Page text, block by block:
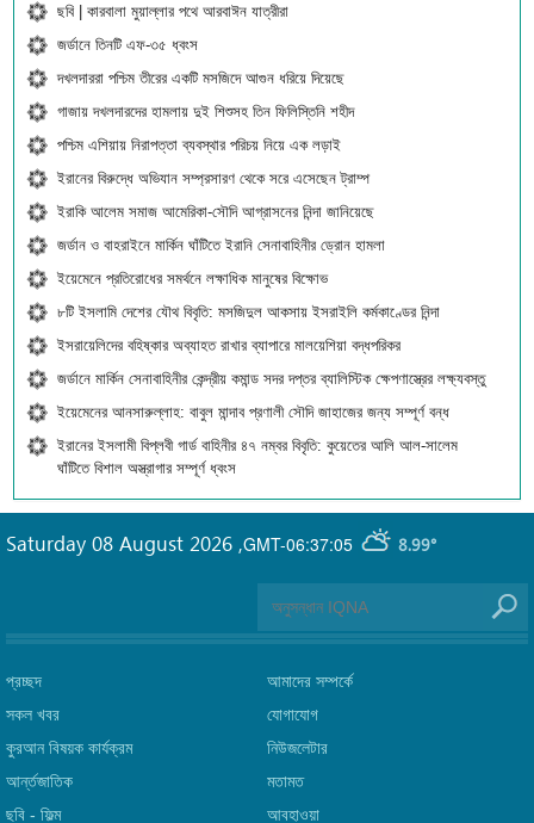
ছবি | কারবালা মুয়াল্লার পথে আরবাঈন যাত্রীরা
জর্ডানে তিনটি এফ-৩৫ ধ্বংস
দখলদাররা পশ্চিম তীরের একটি মসজিদে আগুন ধরিয়ে দিয়েছে
গাজায় দখলদারদের হামলায় দুই শিশুসহ তিন ফিলিস্তিনি শহীদ
পশ্চিম এশিয়ায় নিরাপত্তা ব্যবস্থার পরিচয় নিয়ে এক লড়াই
ইরানের বিরুদ্ধে অভিযান সম্প্রসারণ থেকে সরে এসেছেন ট্রাম্প
ইরাকি আলেম সমাজ আমেরিকা-সৌদি আগ্রাসনের নিন্দা জানিয়েছে
জর্ডান ও বাহরাইনে মার্কিন ঘাঁটিতে ইরানি সেনাবাহিনীর ড্রোন হামলা
ইয়েমেনে প্রতিরোধের সমর্থনে লক্ষাধিক মানুষের বিক্ষোভ
৮টি ইসলামি দেশের যৌথ বিবৃতি: মসজিদুল আকসায় ইসরাইলি কর্মকাণ্ডের নিন্দা
ইসরায়েলিদের বহিষ্কার অব্যাহত রাখার ব্যাপারে মালয়েশিয়া বদ্ধপরিকর
জর্ডানে মার্কিন সেনাবাহিনীর কেন্দ্রীয় কমান্ড সদর দপ্তর ব্যালিস্টিক ক্ষেপণাস্ত্রের লক্ষ্যবস্তু
ইয়েমেনের আনসারুল্লাহ: বাবুল মান্দাব প্রণালী সৌদি জাহাজের জন্য সম্পূর্ণ বন্ধ
ইরানের ইসলামী বিপ্লবী গার্ড বাহিনীর ৪৭ নম্বর বিবৃতি: কুয়েতের আলি আল-সালেম
ঘাঁটিতে বিশাল অস্ত্রাগার সম্পূর্ণ ধ্বংস
GMT-06:37:05 8.99°
Saturday 08 August 2026 ,
প্রচ্ছদ
সকল খবর
কুরআন বিষয়ক কার্যক্রম
আর্ন্তজাতিক
ছবি‎ - ফিল্ম
আমাদের সম্পর্কে
যোগাযোগ
নিউজলেটার
মতামত
আবহাওয়া